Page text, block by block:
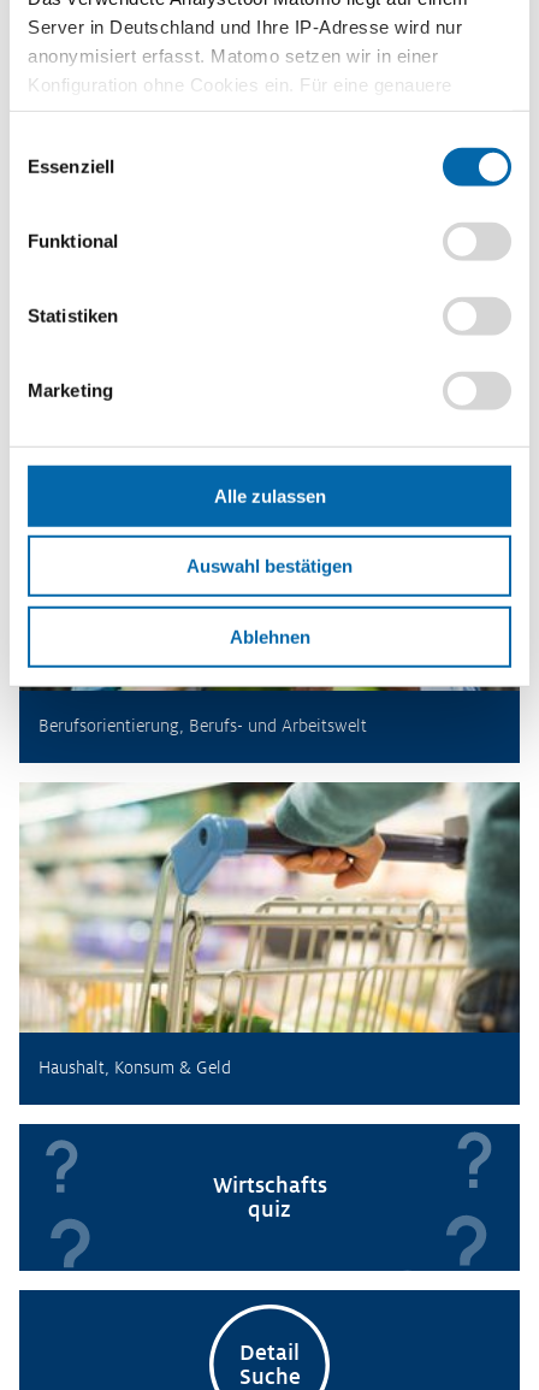
Server in Deutschland und Ihre IP-Adresse wird nur
anonymisiert erfasst. Matomo setzen wir in einer
Konfiguration ohne Cookies ein. Für eine genauere
Analyse bitte wir Sie, auch den optional wählbaren
Essenziell
Funktional
Statistiken
Marketing
Alle zulassen
Auswahl bestätigen
Ablehnen
Die Unternehmung
Berufsorientierung, Berufs- und Arbeitswelt
Haushalt, Konsum & Geld
Wirtschafts
quiz
Detail
Suche